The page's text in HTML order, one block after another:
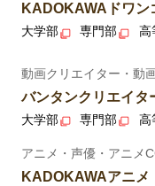
KADOKAWAドワン
大学部 専門部 高
動画クリエイター・動
バンタンクリエイタ
大学部 専門部 高
アニメ・声優・アニメ
KADOKAWAアニメ